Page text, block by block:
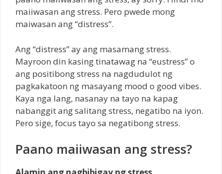
maiiwasan ang stress. Pero pwede mong
maiwasan ang “distress”.
Ang “distress” ay ang masamang stress.
Mayroon din kasing tinatawag na “eustress” o
ang positibong stress na nagdudulot ng
pagkakatoon ng masayang mood o good vibes.
Kaya nga lang, nasanay na tayo na kapag
nabanggit ang salitang stress, negatibo na iyon.
Pero sige, focus tayo sa negatibong stress.
Paano maiiwasan ang stress?